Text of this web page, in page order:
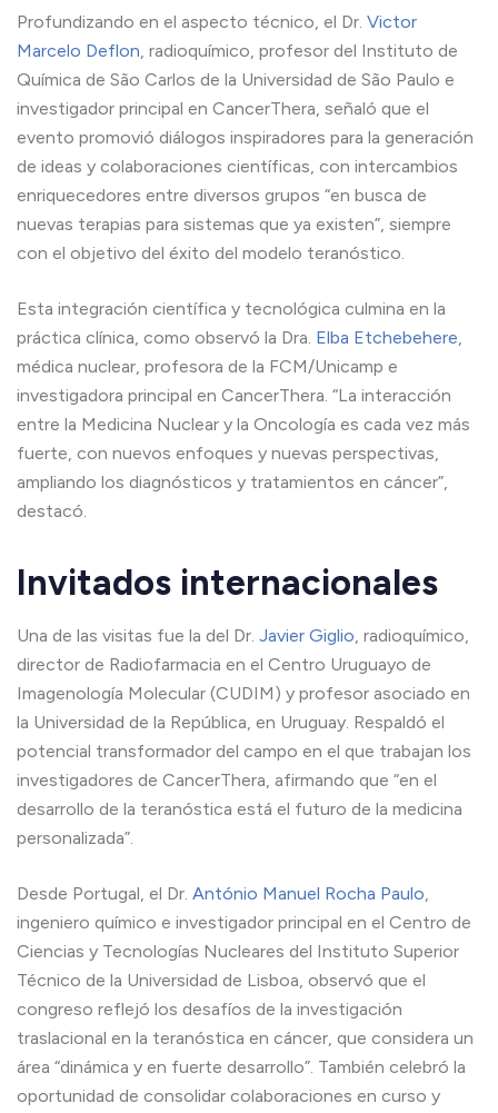
Profundizando en el aspecto técnico, el Dr. Victor
Marcelo Deflon, radioquímico, profesor del Instituto de
Química de São Carlos de la Universidad de São Paulo e
investigador principal en CancerThera, señaló que el
evento promovió diálogos inspiradores para la generación
de ideas y colaboraciones científicas, con intercambios
enriquecedores entre diversos grupos “en busca de
nuevas terapias para sistemas que ya existen”, siempre
con el objetivo del éxito del modelo teranóstico.
Esta integración científica y tecnológica culmina en la
práctica clínica, como observó la Dra. Elba Etchebehere,
médica nuclear, profesora de la FCM/Unicamp e
investigadora principal en CancerThera. “La interacción
entre la Medicina Nuclear y la Oncología es cada vez más
fuerte, con nuevos enfoques y nuevas perspectivas,
ampliando los diagnósticos y tratamientos en cáncer”,
destacó.
Invitados internacionales
Una de las visitas fue la del Dr. Javier Giglio, radioquímico,
director de Radiofarmacia en el Centro Uruguayo de
Imagenología Molecular (CUDIM) y profesor asociado en
la Universidad de la República, en Uruguay. Respaldó el
potencial transformador del campo en el que trabajan los
investigadores de CancerThera, afirmando que “en el
desarrollo de la teranóstica está el futuro de la medicina
personalizada”.
Desde Portugal, el Dr. António Manuel Rocha Paulo,
ingeniero químico e investigador principal en el Centro de
Ciencias y Tecnologías Nucleares del Instituto Superior
Técnico de la Universidad de Lisboa, observó que el
congreso reflejó los desafíos de la investigación
traslacional en la teranóstica en cáncer, que considera un
área “dinámica y en fuerte desarrollo”. También celebró la
oportunidad de consolidar colaboraciones en curso y